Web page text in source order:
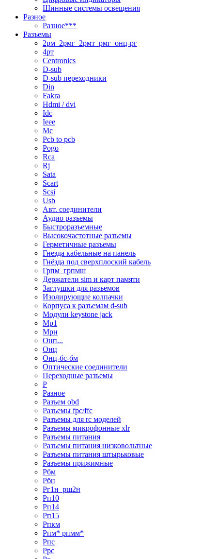
Шинные системы освещения
Разное
Разное***
Разъемы
2рм_2рмг_2рмт_рмг_онц-рг
4рт
Centronics
D-sub
D-sub переходники
Din
Fakra
Hdmi / dvi
Idc
Ieee
Mc
Pcb to pcb
Pogo
Rca
Rj
Sata
Scart
Scsi
Usb
Авт. соединители
Аудио разъемы
Быстроразъемные
Высокочастотные разъемы
Герметичные разъемы
Гнезда кабельные на панель
Гнёзда под сверхплоский кабель
Грпм_грпмш
Держатели sim и карт памяти
Заглушки для разъемов
Изолирующие колпачки
Корпуса к разъемам d-sub
Модули keystone jack
Мр1
Мрн
Онп...
Онц
Онц-бс-бм
Оптические соединители
Переходные разъемы
Р
Разное
Разъем obd
Разъемы fpc/ffc
Разъемы для rc моделей
Разъемы микрофонные xlr
Разъемы питания
Разъемы питания низковольтные
Разъемы питания штырьковые
Разъемы прижимные
Рбм
Рбн
Рг1н_рш2н
Рп10
Рп14
Рп15
Рпкм
Рпм* рпмм*
Рпс
Ррс